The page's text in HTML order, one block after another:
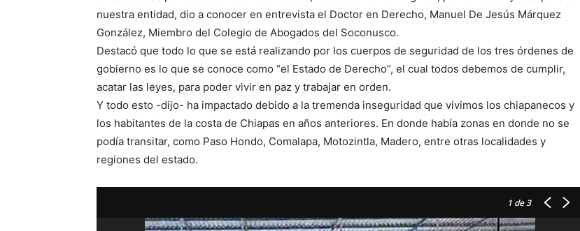
nuestra entidad, dio a conocer en entrevista el Doctor en Derecho, Manuel De Jesús Márquez
González, Miembro del Colegio de Abogados del Soconusco.
Destacó que todo lo que se está realizando por los cuerpos de seguridad de los tres órdenes de
gobierno es lo que se conoce como “el Estado de Derecho”, el cual todos debemos de cumplir,
acatar las leyes, para poder vivir en paz y trabajar en orden.
Y todo esto -dijo- ha impactado debido a la tremenda inseguridad que vivimos los chiapanecos y
los habitantes de la costa de Chiapas en años anteriores. En donde había zonas en donde no se
podía transitar, como Paso Hondo, Comalapa, Motozintla, Madero, entre otras localidades y
regiones del estado.
1 de 3